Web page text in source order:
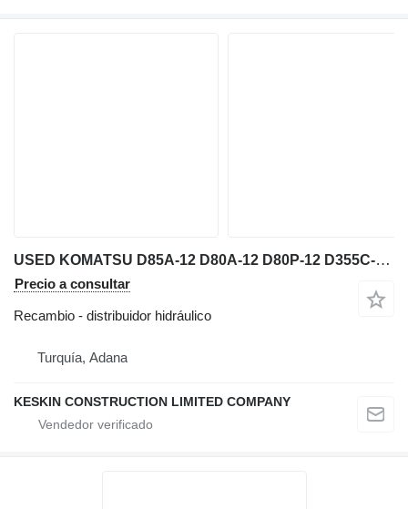
USED KOMATSU D85A-12 D80A-12 D80P-12 D355C-3 BULLDOZER HYDRAULIC distribuidor hidráulico para Komatsu D85A12 / D80A12 / D80P12 / D355C3 bulldozer
Precio a consultar
Recambio - distribuidor hidráulico
Turquía, Adana
KESKIN CONSTRUCTION LIMITED COMPANY